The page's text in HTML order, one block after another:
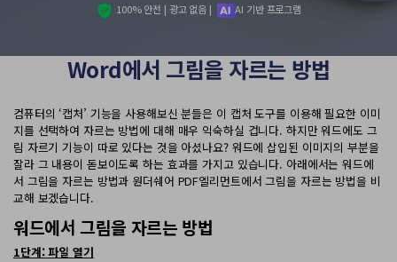
문서 클라우드
PDF 온라인 도구
PDF PPT 변환
PDF 병합
PDF 압축
PDF 회전
PDF 편집
PDF 압축
PDF 구성
전문용
PDF 폼
PDF 서명
이미지와 채팅하기
AI 콘텐츠 탐지기
AI PDF 설명
문서와 채팅하기
AI 이미지 생성기
네이버 블로그
무료 다운로드
로그인
검색
100% 안전 | 광고 없음 | AI 기반 프로그램
Word에서 그림을 자르는 방법
컴퓨터의 ‘캡처’ 기능을 사용해보신 분들은 이 캡처 도구를 이용해 필요한 이미
지를 선택하여 자르는 방법에 대해 매우 익숙하실 겁니다. 하지만 워드에도 그
림 자르기 기능이 따로 있다는 것을 아셨나요? 워드에 삽입된 이미지의 부분을
잘라 그 내용이 돋보이도록 하는 효과를 가지고 있습니다. 아래에서는 워드에
서 그림을 자르는 방법과 원더쉐어 PDF엘리먼트에서 그림을 자르는 방법을 비
교해 보겠습니다.
워드에서 그림을 자르는 방법
1단계: 파일 열기